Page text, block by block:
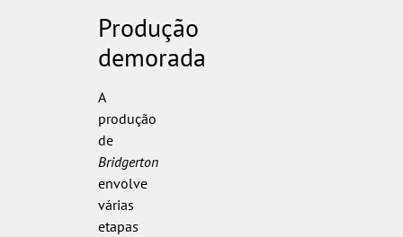
Produção
demorada
A
produção
de
Bridgerton
envolve
várias
etapas